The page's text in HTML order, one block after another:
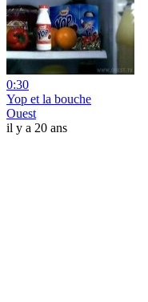
0:30
Yop et la bouche
Ouest
il y a 20 ans